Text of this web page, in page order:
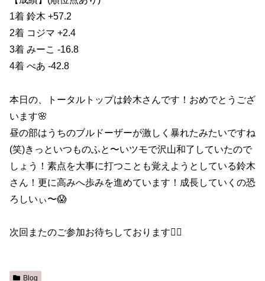
1着 鈴木 +57.2
2着 コジマ +2.4
3着 みーこ -16.8
4着 べあ -42.8
本日の、トータルトップは鈴木さんです！おめでとうござ
います🌸
昼の部はうちのブルドーザーが激しく暴れたみたいですね
(笑)きっといつものふと〜いツモで沢山和了していたので
しょう！素点を大事に打つことも覚えようとしている鈴木
さん！更に高みへ歩みを進めています！成長していくの恐
ろしいぃ〜😱
次回またのご参加お待ちしております🙇‍♀️
Blog